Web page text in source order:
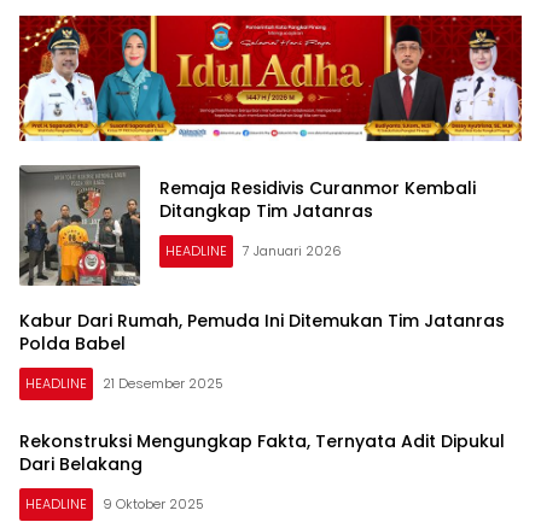
Remaja Residivis Curanmor Kembali
Ditangkap Tim Jatanras
HEADLINE 7 Januari 2026
Kabur Dari Rumah, Pemuda Ini Ditemukan Tim Jatanras
Polda Babel
HEADLINE 21 Desember 2025
Rekonstruksi Mengungkap Fakta, Ternyata Adit Dipukul
Dari Belakang
HEADLINE 9 Oktober 2025